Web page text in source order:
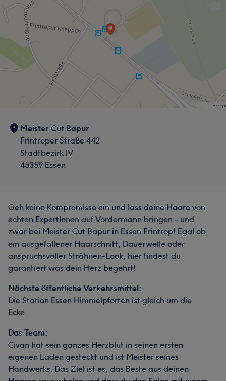
Meister Cut Bapur
Frintroper Straße 442
Stadtbezirk IV
45359 Essen
Geh keine Kompromisse ein und lass deine Haare von
echten ExpertInnen auf Vordermann bringen - und
zwar bei Meister Cut Bapur in Essen Frintrop! Egal ob
ein ausgefallener Haarschnitt, Dauerwelle oder
anspruchsvoller Strähnen-Look, hier findest du
garantiert was dein Herz begehrt!
Nächste öffentliche Verkehrsmittel:
Die Station Essen Himmelpforten ist gleich um die
Ecke.
Das Team:
Civan hat sein ganzes Herzblut in seinen ersten
eigenen Laden gesteckt und ist Meister seines
Handwerks. Das Ziel ist es, das Beste aus deinen